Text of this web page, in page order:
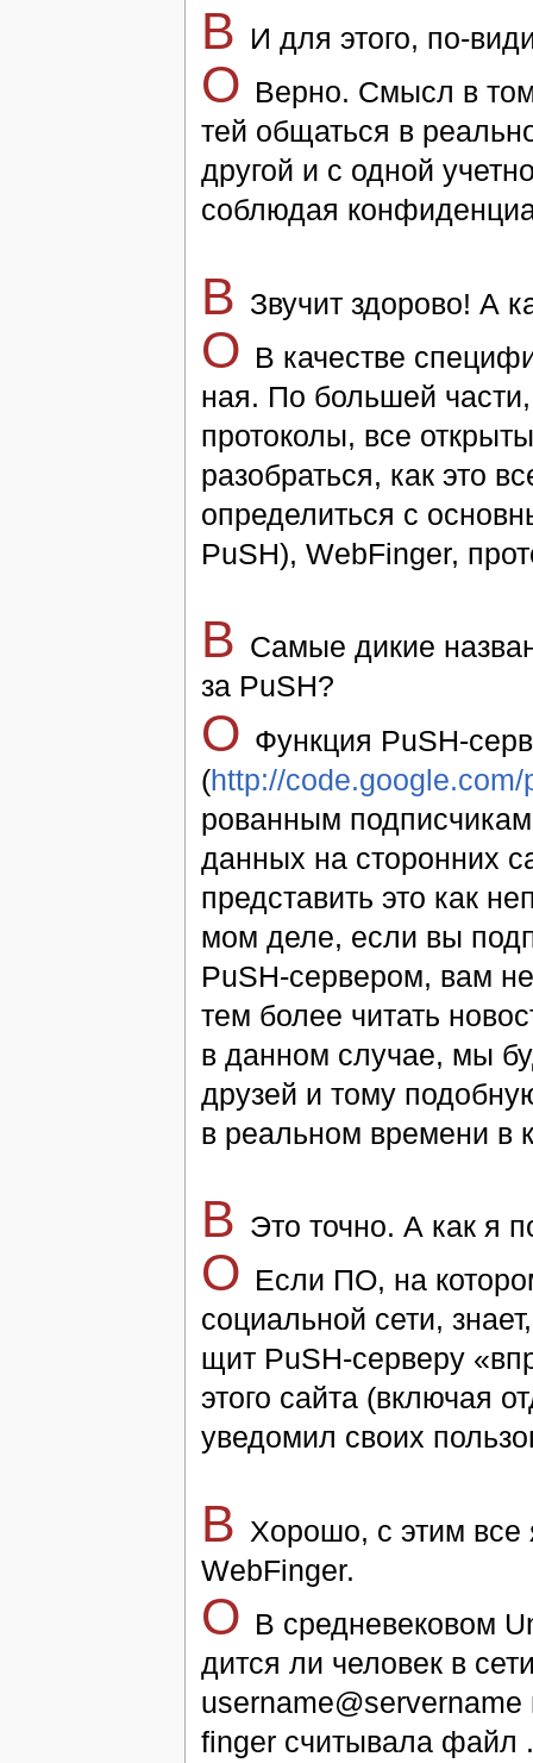
В И для это­го, по-
O Вер­но. Смысл в
тей об­щать­ся в
дру­гой и с од­ной
со­блю­дая
В Зву­чит здо­ро­во! А
O В ка­че­­ст­ве
ная. По боль­шей
про­то­ко­лы, все
ра­зо­брать­ся, как это
оп­ре­де­лить­ся с
PuSH), WebFinger,
В Са­мые ди­кие
за PuSH?
O Функ­ция PuSH-
(http://
ро­ван­ным
дан­ных на сто­ронних
пред­ста­вить это как
мом де­ле, ес­ли вы
PuSH-сер­ве­ром, вам
тем бо­лее чи­тать
в дан­ном слу­чае, мы
дру­зей и то­му
в ре­аль­ном вре­мени в
В Это точ­но. А как я
O Ес­ли ПО, на
со­ци­аль­ной се­ти,
щит PuSH-сер­ве­ру
это­го сай­та (вклю­чая
уве­до­мил сво­их
В Хо­ро­шо, с этим все
WebFinger.
O В средневе­ко­вом
дит­ся ли че­ло­век в
username@servername
finger счи­ты­ва­ла